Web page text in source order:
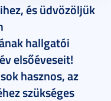
és üdvözöljük
hallgatói
elsőéveseit!
hasznos, az
szükséges